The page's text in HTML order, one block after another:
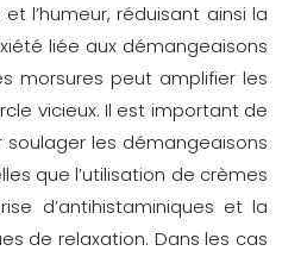
l’humeur, réduisant ainsi la
liée aux démangeaisons
morsures peut amplifier les
vicieux. Il est important de
les démangeaisons
que l’utilisation de crèmes
d’antihistaminiques et la
de relaxation. Dans les cas